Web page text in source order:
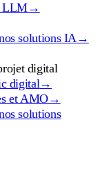
LLM→
solutions IA→
digital
digital→
et AMO→
solutions